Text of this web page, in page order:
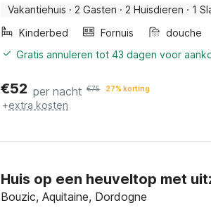
Vakantiehuis · 2 Gasten · 2 Huisdieren · 1
Kinderbed
Fornuis douche
Gratis annuleren tot 43 dagen voor
€52 per nacht €75 27% korting
+extra kosten
Huis op een heuveltop met
Bouzic, Aquitaine, Dordogne